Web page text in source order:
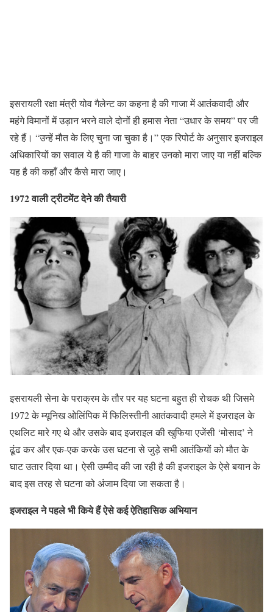
इसरायली रक्षा मंत्री योव गैलेन्ट का कहना है की गाजा में आतंकवादी और
महंगे विमानों में उड़ान भरने वाले दोनों ही हमास नेता “उधार के समय” पर जी
रहे हैं। “उन्हें मौत के लिए चुना जा चुका है।” एक रिपोर्ट के अनुसार इजराइल
अधिकारियों का सवाल ये है की गाजा के बाहर उनको मारा जाए या नहीं बल्कि
यह है की कहाँ और कैसे मारा जाए।
1972 वाली ट्रीटमेंट देने की तैयारी
इसरायली सेना के पराक्रम के तौर पर यह घटना बहुत ही रोचक थी जिसमे
1972 के म्यूनिख ओलिंपिक में फिलिस्तीनी आतंकवादी हमले में इजराइल के
एथलिट मारे गए थे और उसके बाद इजराइल की खुफिया एजेंसी ‘मोसाद’ ने
ढूंढ कर और एक-एक करके उस घटना से जुड़े सभी आतंकियों को मौत के
घाट उतार दिया था। ऐसी उम्मीद की जा रही है की इजराइल के ऐसे बयान के
बाद इस तरह से घटना को अंजाम दिया जा सकता है।
इजराइल ने पहले भी किये हैं ऐसे कई ऐतिहासिक अभियान